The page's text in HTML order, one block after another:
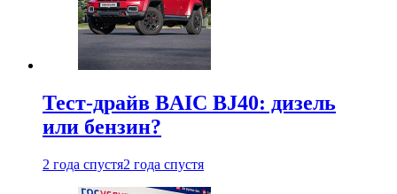
Тест-драйв BAIC BJ40: дизель
или бензин?
2 года спустя2 года спустя